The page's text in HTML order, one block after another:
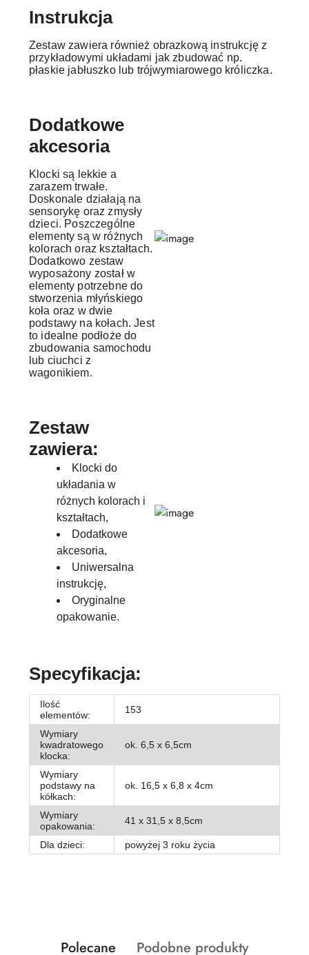
Instrukcja
Zestaw zawiera również obrazkową instrukcję z
przykładowymi układami jak zbudować np.
płaskie jabłuszko lub trójwymiarowego króliczka.
Dodatkowe
akcesoria
Klocki są lekkie a
zarazem trwałe.
Doskonale działają na
sensorykę oraz zmysły
dzieci. Poszczególne
elementy są w różnych
kolorach oraz kształtach.
Dodatkowo zestaw
wyposażony został w
elementy potrzebne do
stworzenia młyńskiego
koła oraz w dwie
podstawy na kołach. Jest
to idealne podłoże do
zbudowania samochodu
lub ciuchci z
wagonikiem.
Zestaw
zawiera:
Klocki do
układania w
różnych kolorach i
kształtach,
Dodatkowe
akcesoria,
Uniwersalna
instrukcję,
Oryginalne
opakowanie.
Specyfikacja:
Ilość
elementów:
153
Wymiary
kwadratowego
klocka:
ok. 6,5 x 6,5cm
Wymiary
podstawy na
kółkach:
ok. 16,5 x 6,8 x 4cm
Wymiary
opakowania:
41 x 31,5 x 8,5cm
Dla dzieci: powyżej 3 roku życia
Produkty
Polecane Produkty
Podobne produkty